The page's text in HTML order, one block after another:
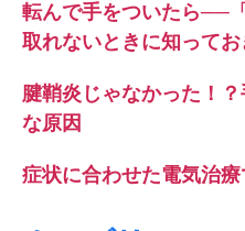
転んで手をついたら──
取れないときに知ってお
腱鞘炎じゃなかった！
な原因
症状に合わせた電気治